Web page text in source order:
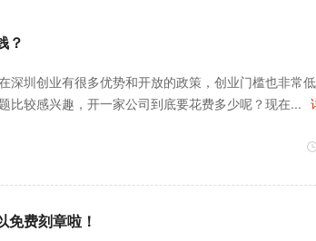
？
深圳创业有很多优势和开放的政策，创业门槛也非常
比较感兴趣，开一家公司到底要花费多少呢？现在...
费刻章啦！